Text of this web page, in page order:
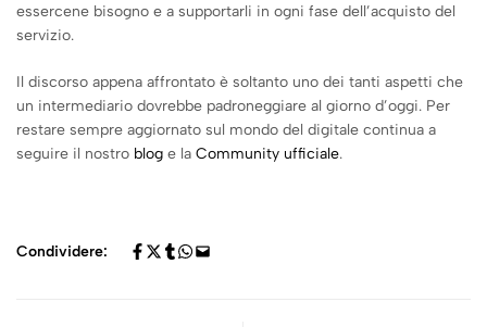
essercene bisogno e a supportarli in ogni fase dell’acquisto del
servizio.
Il discorso appena affrontato è soltanto uno dei tanti aspetti che
un intermediario dovrebbe padroneggiare al giorno d’oggi. Per
restare sempre aggiornato sul mondo del digitale continua a
seguire il nostro blog e la Community ufficiale.
Condividere: